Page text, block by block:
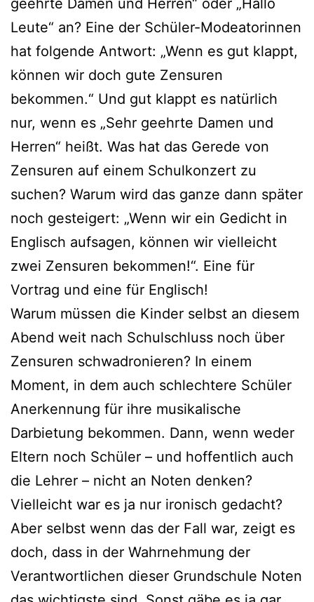
geehrte Damen und Herren“ oder „Hallo
Leute“ an? Eine der Schüler-Modeatorinnen
hat folgende Antwort: „Wenn es gut klappt,
können wir doch gute Zensuren
bekommen.“ Und gut klappt es natürlich
nur, wenn es „Sehr geehrte Damen und
Herren“ heißt. Was hat das Gerede von
Zensuren auf einem Schulkonzert zu
suchen? Warum wird das ganze dann später
noch gesteigert: „Wenn wir ein Gedicht in
Englisch aufsagen, können wir vielleicht
zwei Zensuren bekommen!“. Eine für
Vortrag und eine für Englisch!
Warum müssen die Kinder selbst an diesem
Abend weit nach Schulschluss noch über
Zensuren schwadronieren? In einem
Moment, in dem auch schlechtere Schüler
Anerkennung für ihre musikalische
Darbietung bekommen. Dann, wenn weder
Eltern noch Schüler – und hoffentlich auch
die Lehrer – nicht an Noten denken?
Vielleicht war es ja nur ironisch gedacht?
Aber selbst wenn das der Fall war, zeigt es
doch, dass in der Wahrnehmung der
Verantwortlichen dieser Grundschule Noten